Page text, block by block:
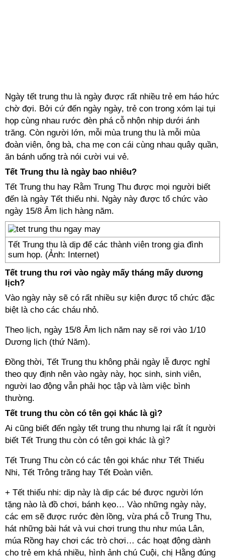
Ngày tết trung thu là ngày được rất nhiều trẻ em háo hức
chờ đợi. Bởi cứ đến ngày ngày, trẻ con trong xóm lại tụi
họp cùng nhau rước đèn phá cỗ nhộn nhịp dưới ánh
trăng. Còn người lớn, mỗi mùa trung thu là mỗi mùa
đoàn viên, ông bà, cha mẹ con cái cùng nhau quây quần,
ăn bánh uống trà nói cười vui vẻ.
Tết Trung thu là ngày bao nhiêu?
Tết Trung thu hay Rằm Trung Thu được mọi người biết
đến là ngày Tết thiếu nhi. Ngày này được tổ chức vào
ngày 15/8 Âm lịch hàng năm.
Tết Trung thu là dịp để các thành viên trong gia đình
sum họp. (Ảnh: Internet)
Tết trung thu rơi vào ngày mấy tháng mấy dương
lịch?
Vào ngày này sẽ có rất nhiều sự kiện được tổ chức đặc
biệt là cho các cháu nhỏ.
Theo lịch, ngày 15/8 Âm lịch năm nay sẽ rơi vào 1/10
Dương lịch (thứ Năm).
Đồng thời, Tết Trung thu không phải ngày lễ được nghỉ
theo quy định nên vào ngày này, học sinh, sinh viên,
người lao động vẫn phải học tập và làm việc bình
thường.
Tết trung thu còn có tên gọi khác là gì?
Ai cũng biết đến ngày tết trung thu nhưng lại rất ít người
biết Tết Trung thu còn có tên gọi khác là gì?
Tết Trung Thu còn có các tên gọi khác như Tết Thiếu
Nhi, Tết Trông trăng hay Tết Đoàn viên.
+ Tết thiếu nhi: dịp này là dịp các bé được người lớn
tặng nào là đồ chơi, bánh kẹo… Vào những ngày này,
các em sẽ được rước đèn lồng, vừa phá cỗ Trung Thu,
hát những bài hát và vui chơi trung thu như múa Lân,
múa Rồng hay chơi các trò chơi… các hoạt động dành
cho trẻ em khá nhiều, hình ảnh chú Cuội, chị Hằng đúng